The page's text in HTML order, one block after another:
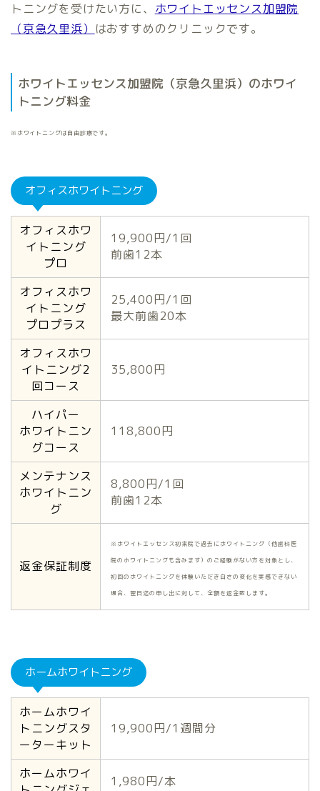
トニングを受けたい方に、 ホワイトエッセンス加盟院
（京急久里浜） はおすすめのクリニックです。
ホワイトエッセンス加盟院（京急久里浜）のホワイ
トニング料金
※ホワイトニングは自由診療です。
オフィスホワイトニング
オフィスホワ
イトニング
プロ
19,900円/1回
前歯12本
オフィスホワ
イトニング
プロプラス
25,400円/1回
最大前歯20本
オフィスホワ
イトニング2
回コース
35,800円
ハイパー
ホワイトニン
グコース
118,800円
メンテナンス
ホワイトニン
グ
8,800円/1回
前歯12本
返金保証制度
※ホワイトエッセンス初来院で過去にホワイトニング（他歯科医
院のホワイトニングも含みます）のご経験がない方を対象とし、
初回のホワイトニングを体験いただき白さの変化を実感できない
場合、翌日迄の申し出に対して、全額を返金致します。
ホームホワイトニング
ホームホワイ
トニングスタ
ーターキット
19,900円/1週間分
ホームホワイ
1,980円/本